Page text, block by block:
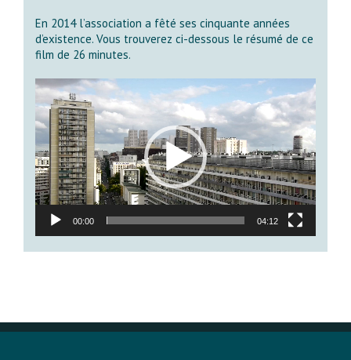
En 2014 l’association a fêté ses cinquante années
d’existence. Vous trouverez ci-dessous le résumé de ce
film de 26 minutes.
Lecteur
vidéo
00:00 04:12